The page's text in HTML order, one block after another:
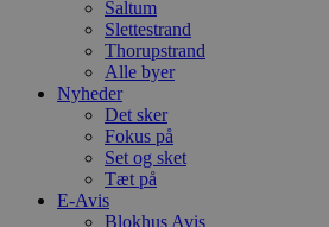
Saltum
Slettestrand
Thorupstrand
Alle byer
Nyheder
Det sker
Fokus på
Set og sket
Tæt på
E-Avis
Blokhus Avis